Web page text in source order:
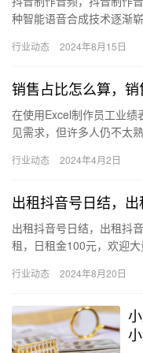
种智能语音合成技术逐渐
A…
行业动态 2024年8月15日
销售占比怎么算，销
在使用Excel制作员工业绩
见需求，但许多人仍不太
行业动态 2024年4月2日
出租抖音号日结，出
出租抖音号日结，出租抖
租，日租金100元，欢迎
行业动态 2024年8月20日